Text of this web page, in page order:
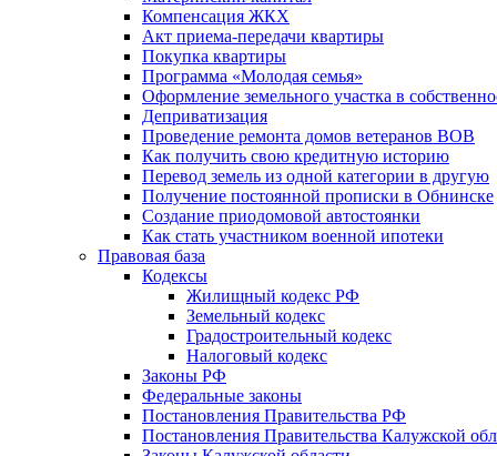
Компенсация ЖКХ
Акт приема-передачи квартиры
Покупка квартиры
Программа «Молодая семья»
Оформление земельного участка в
Деприватизация
Проведение ремонта домов ветеранов ВОВ
Как получить свою кредитную историю
Перевод земель из одной категории в другую
Получение постоянной прописки в Обнинске
Создание приодомовой автостоянки
Как стать участником военной ипотеки
Правовая база
Кодексы
Жилищный кодекс РФ
Земельный кодекс
Градостроительный кодекс
Налоговый кодекс
Законы РФ
Федеральные законы
Постановления Правительства РФ
Постановления Правительства Калужской